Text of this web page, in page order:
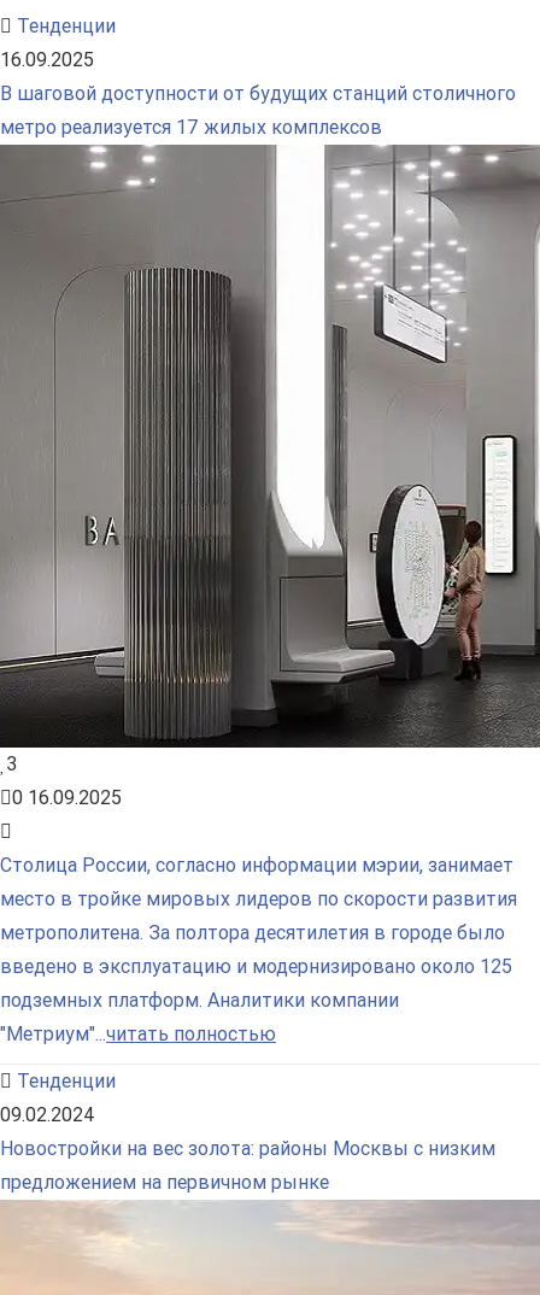
Тенденции
16.09.2025
В шаговой доступности от будущих станций столичного
метро реализуется 17 жилых комплексов
3
0 16.09.2025
Столица России, согласно информации мэрии, занимает
место в тройке мировых лидеров по скорости развития
метрополитена. За полтора десятилетия в городе было
введено в эксплуатацию и модернизировано около 125
подземных платформ. Аналитики компании
"Метриум"...читать полностью
Тенденции
09.02.2024
Новостройки на вес золота: районы Москвы с низким
предложением на первичном рынке